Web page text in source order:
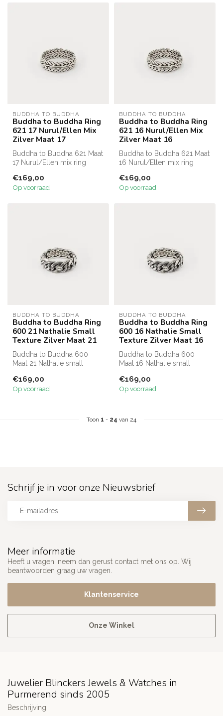
BUDDHA TO BUDDHA
Buddha to Buddha Ring
621 17 Nurul/Ellen Mix
Zilver Maat 17
Buddha to Buddha 621 Maat
17 Nurul/Ellen mix ring
€169,00
Op voorraad
BUDDHA TO BUDDHA
Buddha to Buddha Ring
621 16 Nurul/Ellen Mix
Zilver Maat 16
Buddha to Buddha 621 Maat
16 Nurul/Ellen mix ring
€169,00
Op voorraad
BUDDHA TO BUDDHA
Buddha to Buddha Ring
600 21 Nathalie Small
Texture Zilver Maat 21
Buddha to Buddha 600
Maat 21 Nathalie small
€169,00
Op voorraad
BUDDHA TO BUDDHA
Buddha to Buddha Ring
600 16 Nathalie Small
Texture Zilver Maat 16
Buddha to Buddha 600
Maat 16 Nathalie small
€169,00
Op voorraad
Toon 1 - 24 van 24
Meer informatie
Heeft u vragen, neem dan gerust contact met ons op. Wij
beantwoorden graag uw vragen.
Klantenservice
Onze Winkel
Schrijf je in voor onze Nieuwsbrief
Juwelier Blinckers Jewels & Watches in
Purmerend sinds 2005
Beschrijving